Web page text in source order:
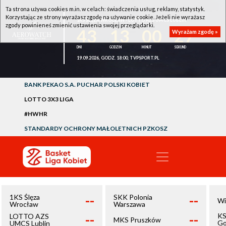
1KS ŚLĘZA WROCŁAW - LOTTO AZS UMCS LUBLIN
27
19.09.2026, GODZ. 18:00, TVPSPORT.PL
BANK PEKAO S.A. PUCHAR POLSKI KOBIET
LOTTO 3X3 LIGA
#HWHR
STANDARDY OCHRONY MAŁOLETNICH PZKOSZ
1KS Ślęza
Wrocław
--
LOTTO AZS
UMCS Lublin
--
SKK Polonia
Warszawa
--
MKS Pruszków --
Ta strona używa cookies m.in. w celach: świadczenia usług, reklamy, statystyk.
Korzystając ze strony wyrażasz zgodę na używanie cookie. Jeżeli nie wyrażasz
zgody powinieneś zmienić ustawienia swojej przeglądarki.
Wyrażam zgodę »